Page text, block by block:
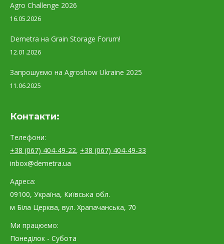
Agro Challenge 2026
16.05.2026
Demetra на Grain Storage Forum!
12.01.2026
Запрошуємо на Agroshow Ukraine 2025
11.06.2025
Контакти:
Телефони:
+38 (067) 404-49-22, +38 (067) 404-49-33
inbox@demetra.ua
Адреса:
09100, Україна, Київська обл.
м Біла Церква, вул. Храпачанська, 70
Ми працюємо:
Понеділок - Субота